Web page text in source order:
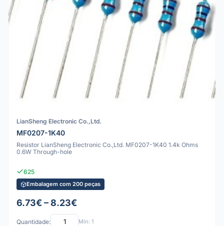
LianSheng Electronic Co.,Ltd.
MF0207-1K40
Resistor LianSheng Electronic Co.,Ltd. MF0207-1K40 1.4k Ohms
0.6W Through-hole
625
Embalagem com 200 peças
6.73€ – 8.23€
Quantidade: Mín: 1